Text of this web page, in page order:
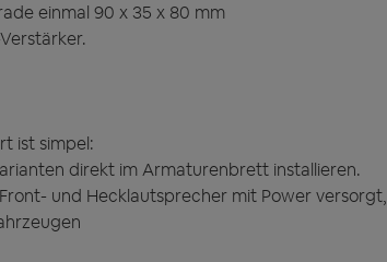
einmal 90 x 35 x 80 mm
ist simpel:
direkt im Armaturenbrett installieren.
und Hecklautsprecher mit Power versorgt,